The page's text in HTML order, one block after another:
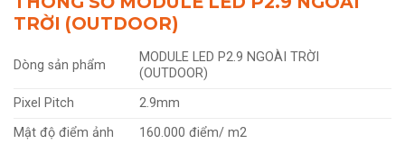
TRỜI (OUTDOOR)
Dòng sản phẩm
MODULE LED P2.9 NGOÀI TRỜI
(OUTDOOR)
Pixel Pitch
2.9mm
Mật độ điểm ảnh
160.000 điểm/ m2